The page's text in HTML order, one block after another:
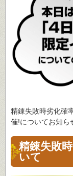
精錬失敗時劣化確
催!についてお知ら
精錬失敗
いて